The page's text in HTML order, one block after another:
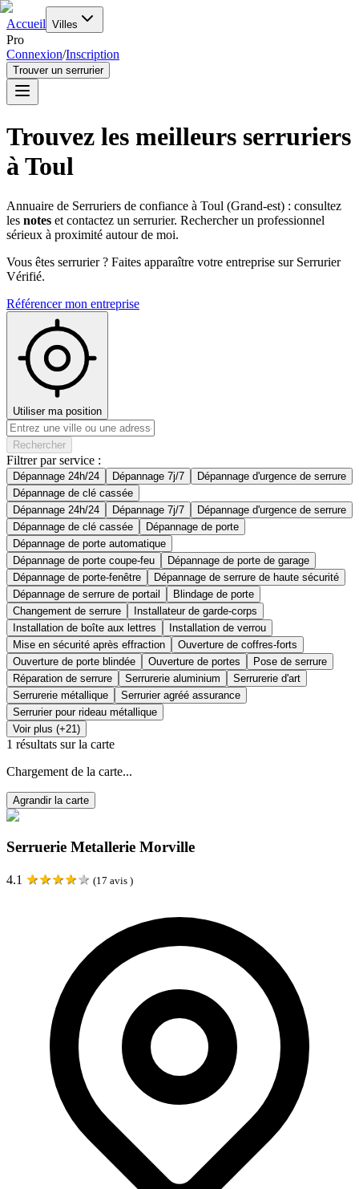
Accueil Villes
Pro
Connexion/Inscription
Trouver un serrurier
Trouvez les meilleurs serruriers
àToul
Annuaire de Serruriers de confiance à Toul (Grand-est) : consultez
les notes et contactez un serrurier. Rechercher un professionnel
sérieux à proximité autour de moi.
Vous êtes serrurier ? Faites apparaître votre entreprise sur Serrurier
Vérifié.
Référencer mon entreprise
Utiliser ma position
Rechercher
Filtrer par service :
Dépannage 24h/24 Dépannage 7j/7
Dépannage d'urgence de serrure
Dépannage de clé cassée
Dépannage 24h/24
Dépannage 7j/7
Dépannage d'urgence de serrure
Dépannage de clé cassée
Dépannage de porte
Dépannage de porte automatique
Dépannage de porte coupe-feu
Dépannage de porte de garage
Dépannage de porte-fenêtre
Dépannage de serrure de haute sécurité
Dépannage de serrure de portail
Blindage de porte
Changement de serrure
Installateur de garde-corps
Installation de boîte aux lettres
Installation de verrou
Mise en sécurité après effraction
Ouverture de coffres-forts
Ouverture de porte blindée
Ouverture de portes
Pose de serrure
Réparation de serrure
Serrurerie aluminium
Serrurerie d'art
Serrurerie métallique
Serrurier agréé assurance
Serrurier pour rideau métallique
Voir plus (+21)
1 résultats sur la carte
Chargement de la carte...
Agrandir la carte
Serruerie Metallerie Morville
4.1 ★★★★★ (17 avis )